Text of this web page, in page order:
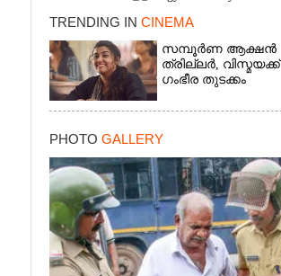
TRENDING IN CINEMA
സമ്പൂർണ ആക്ഷൻ
ത്രില്ലർ,​ വിസ്മയക്ക്
ഗംഭീര തുടക്കം
PHOTO GALLERY